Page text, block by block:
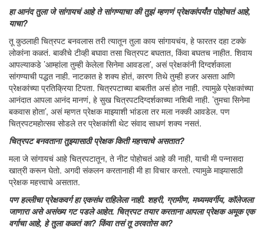
हा आनंद तुला जे सांगायचं आहे ते सांगण्याचा की तुझं म्हणणं प्रेक्षकांपर्यंत पोहोचतं आहे,
याचा?
तू कुठलाही चित्रपट बनवलास तरी त्यातून तुला काय सांगायचंय, हे फारतर दहा टक्के
लोकांना कळतं. बाकीचे टीव्ही बघावा तसा चित्रपट बघतात, किंवा बघतच नाहीत. शिवाय
आपल्याकडे ’आम्हांला तुम्ही केलेला सिनेमा आवडला’, असं प्रेक्षकांनी दिग्दर्शकाला
सांगण्याची पद्धत नाही. नाटकात हे शक्य होतं, कारण तिथे तुम्ही हजर असता आणि
प्रेक्षकांच्या प्रतिक्रिया टिपता. चित्रपटाच्या बाबतीत असं होत नाही. त्यामुळे प्रेक्षकांच्या
आनंदात आपला आनंद मानणं, हे सुख चित्रपटदिग्दर्शकाच्या नशिबी नाही. ’तुमचा सिनेमा
बकवास होता’, असं म्हणत प्रेक्षक माझ्याशी भांडला तर मला नक्की आवडेल. पण
चित्रपटमहोत्सव सोडले तर प्रेक्षकांशी थेट संवाद साधणं शक्य नसतं.
चित्रपट बनवताना तुझ्यासाठी प्रेक्षक किती महत्त्वाचे असतात?
मला जे सांगायचं आहे चित्रपटातून, ते नीट पोहोचतं आहे की नाही, याची मी पन्नासदा
खात्री करून घेतो. अगदी संकलन करतानाही मी हा विचार करतो. त्यामुळे माझ्यासाठी
प्रेक्षक महत्त्वाचे असतात.
पण हल्लीचा प्रेक्षकवर्ग हा एकसंध राहिलेला नाही. शहरी, ग्रामीण, मध्यमवर्गीय, कॉलेजला
जाणारा असे असंख्य गट पडले आहेत. चित्रपट तयार करताना आपला प्रेक्षक अमूक एक
वर्गाचा आहे, हे तुला कळतं का? किंवा तसं तू ठरवतोस का?